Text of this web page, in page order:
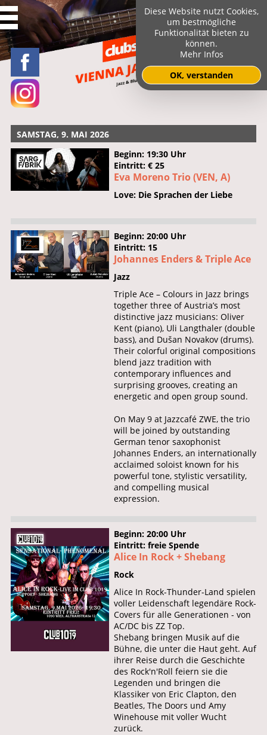
SAMSTAG, 9. MAI 2026
Beginn: 19:30 Uhr
Eintritt: € 25
Eva Moreno Trio (VEN, A)
Love: Die Sprachen der Liebe
Beginn: 20:00 Uhr
Eintritt: 15
Johannes Enders & Triple Ace
Jazz
Triple Ace – Colours in Jazz brings
together three of Austria’s most
distinctive jazz musicians: Oliver
Kent (piano), Uli Langthaler (double
bass), and Dušan Novakov (drums).
Their colorful original compositions
blend jazz tradition with
contemporary influences and
surprising grooves, creating an
energetic and open group sound.
On May 9 at Jazzcafé ZWE, the trio
will be joined by outstanding
German tenor saxophonist
Johannes Enders, an internationally
acclaimed soloist known for his
powerful tone, stylistic versatility,
and compelling musical
expression.
Beginn: 20:00 Uhr
Eintritt: freie Spende
Alice In Rock + Shebang
Rock
Alice In Rock-Thunder-Land spielen
voller Leidenschaft legendäre Rock-
Covers für alle Generationen - von
AC/DC bis ZZ Top.
Shebang bringen Musik auf die
Bühne, die unter die Haut geht. Auf
ihrer Reise durch die Geschichte
des Rock'n'Roll feiern sie die
Legenden und bringen die
Klassiker von Eric Clapton, den
Beatles, The Doors und Amy
Winehouse mit voller Wucht
zurück.
Diese Website nutzt Cookies,
um bestmögliche
Funktionalität bieten zu
können.
Mehr Infos
OK, verstanden